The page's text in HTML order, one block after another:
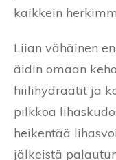
kaikkein
Liian vähäinen
äidin omaan
hiilihydraatit ja
pilkkoa
heikentää
jälkeistä